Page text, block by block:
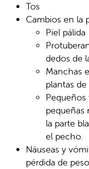
Tos
Cambios en la
Piel pálida
dedos de
Manchas
plantas de
pequeñas
la parte
el pecho.
Náuseas y
pérdida de peso